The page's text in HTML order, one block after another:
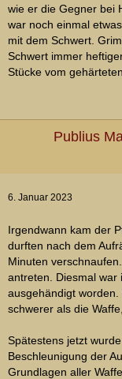
wie er die Gegner bei
war noch einmal
mit dem Schwert.
Schwert immer
Stücke vom
Publius
6. Januar 2023
Irgendwann kam der
durften nach dem
Minuten
antreten. Diesmal war
ausgehändigt
schwerer als die
Spätestens jetzt
Beschleunigung der
Grundlagen aller